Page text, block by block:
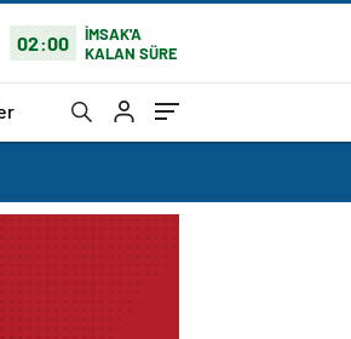
02:00
İMSAK'A
KALAN SÜRE